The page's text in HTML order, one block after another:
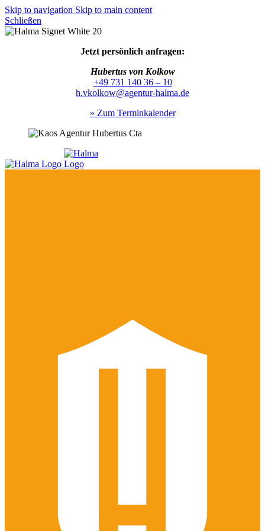
Skip to navigation Skip to main content
Schließen
Jetzt persönlich anfragen:
Hubertus von Kolkow
+49 731 140 36 – 10
h.vkolkow@agentur-halma.de
» Zum Terminkalender